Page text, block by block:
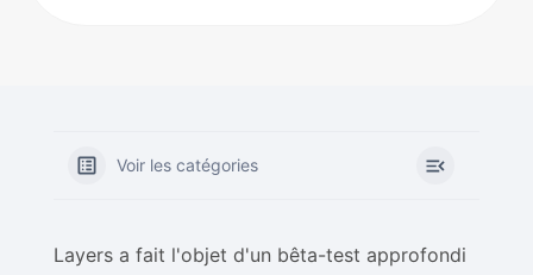
Voir les catégories
Layers a fait l'objet d'un bêta-test approfondi